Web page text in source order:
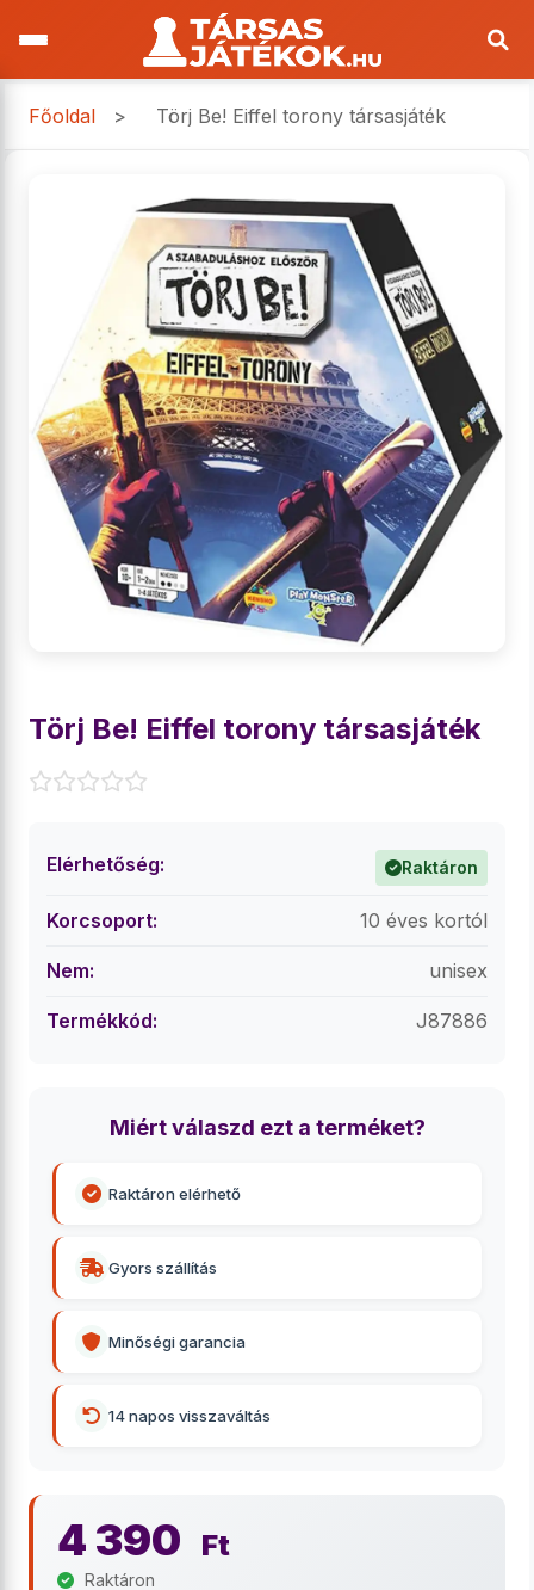
Főoldal > Törj Be! Eiffel torony társasjáték
Törj Be! Eiffel torony társasjáték
Elérhetőség: Raktáron
Korcsoport: 10 éves kortól
Nem: unisex
Termékkód: J87886
Miért válaszd ezt a terméket?
Raktáron elérhető
Gyors szállítás
Minőségi garancia
14 napos visszaváltás
4 390 Ft
Raktáron